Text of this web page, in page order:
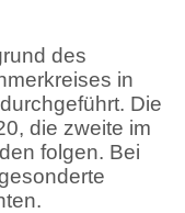
des
in
Die
die zweite im
folgen. Bei